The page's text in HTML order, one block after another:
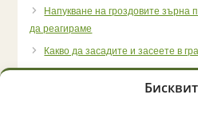
Напукване на гроздовите зърна
да реагираме
Какво да засадите и засеете в